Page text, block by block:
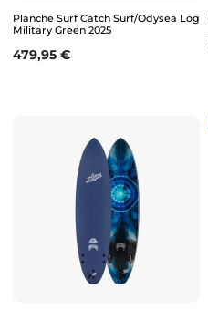
Planche Surf Catch Surf/Odysea Log
Military Green 2025
Prix
479,95 €